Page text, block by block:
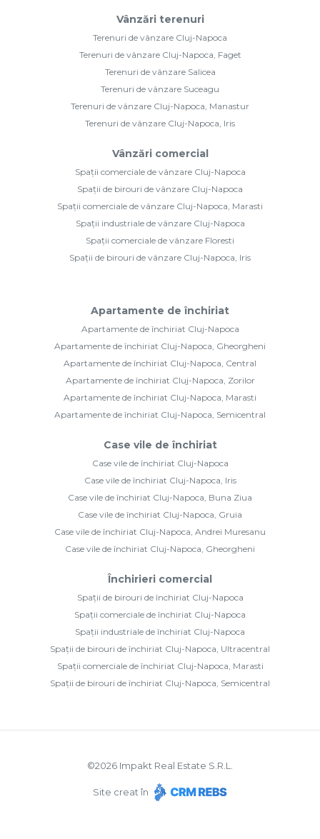
Vânzări terenuri
Terenuri de vânzare Cluj-Napoca
Terenuri de vânzare Cluj-Napoca, Faget
Terenuri de vânzare Salicea
Terenuri de vânzare Suceagu
Terenuri de vânzare Cluj-Napoca, Manastur
Terenuri de vânzare Cluj-Napoca, Iris
Vânzări comercial
Spații comerciale de vânzare Cluj-Napoca
Spații de birouri de vânzare Cluj-Napoca
Spații comerciale de vânzare Cluj-Napoca, Marasti
Spații industriale de vânzare Cluj-Napoca
Spații comerciale de vânzare Floresti
Spații de birouri de vânzare Cluj-Napoca, Iris
Apartamente de închiriat
Apartamente de închiriat Cluj-Napoca
Apartamente de închiriat Cluj-Napoca, Gheorgheni
Apartamente de închiriat Cluj-Napoca, Central
Apartamente de închiriat Cluj-Napoca, Zorilor
Apartamente de închiriat Cluj-Napoca, Marasti
Apartamente de închiriat Cluj-Napoca, Semicentral
Case vile de închiriat
Case vile de închiriat Cluj-Napoca
Case vile de închiriat Cluj-Napoca, Iris
Case vile de închiriat Cluj-Napoca, Buna Ziua
Case vile de închiriat Cluj-Napoca, Gruia
Case vile de închiriat Cluj-Napoca, Andrei Muresanu
Case vile de închiriat Cluj-Napoca, Gheorgheni
Închirieri comercial
Spații de birouri de închiriat Cluj-Napoca
Spații comerciale de închiriat Cluj-Napoca
Spații industriale de închiriat Cluj-Napoca
Spații de birouri de închiriat Cluj-Napoca, Ultracentral
Spații comerciale de închiriat Cluj-Napoca, Marasti
Spații de birouri de închiriat Cluj-Napoca, Semicentral
©2026 Impakt Real Estate S.R.L.
Site creat în